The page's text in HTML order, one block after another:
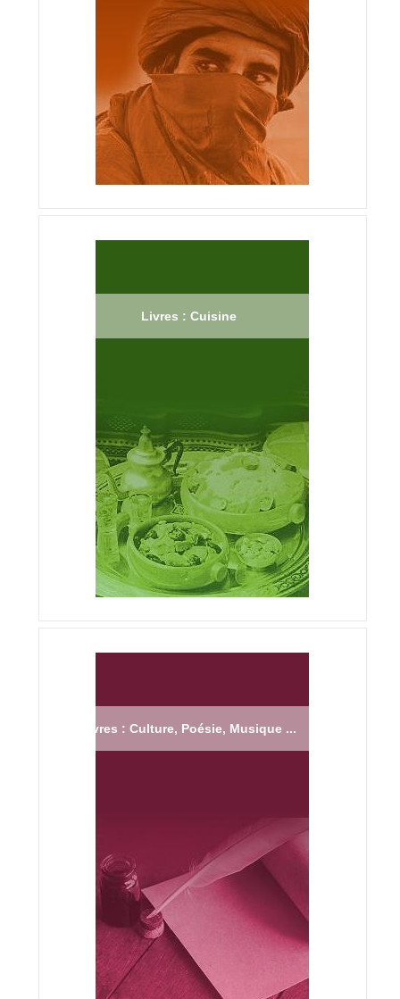
Livres : Cuisine
Livres : Culture, Poésie, Musique ...